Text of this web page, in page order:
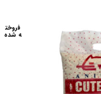
فروخت
ه شده